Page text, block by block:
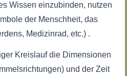
Wissen einzubinden, nutzen
der Menschheit, das
Medizinrad, etc.) .
Kreislauf die Dimensionen
und der Zeit